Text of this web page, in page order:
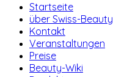
Startseite
über Swiss-Beauty
Kontakt
Veranstaltungen
Preise
Beauty-Wiki